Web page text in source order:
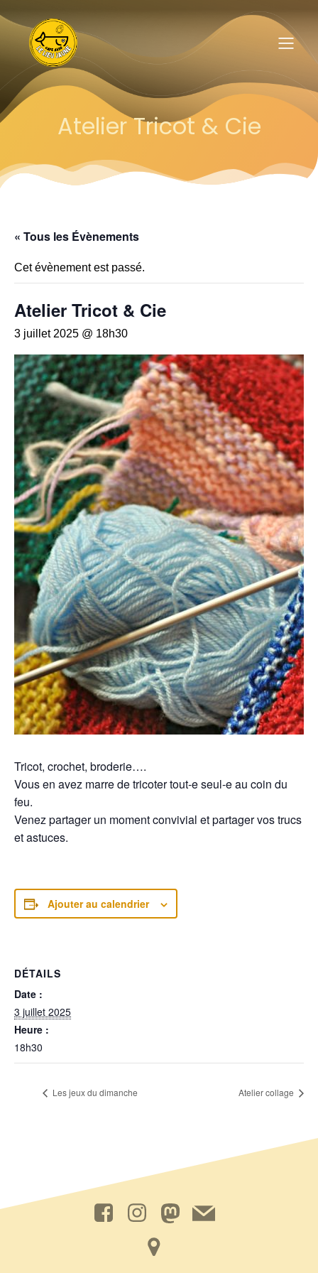
Atelier Tricot & Cie
« Tous les Évènements
Cet évènement est passé.
Atelier Tricot & Cie
3 juillet 2025 @ 18h30
Tricot, crochet, broderie….
Vous en avez marre de tricoter tout-e seul-e au coin du
feu.
Venez partager un moment convivial et partager vos trucs
et astuces.
Ajouter au calendrier
DÉTAILS
Date :
3 juillet 2025
Heure :
18h30
Les jeux du dimanche Atelier collage